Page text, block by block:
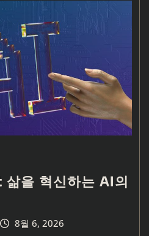
을 혁신하는 AI의
8월 6, 2026